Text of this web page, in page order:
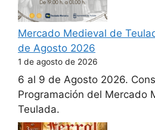
Mercado Medieval de
de Agosto 2026
1 de agosto de 2026
6 al 9 de Agosto 2026.
Programación del Mercado
Teulada.